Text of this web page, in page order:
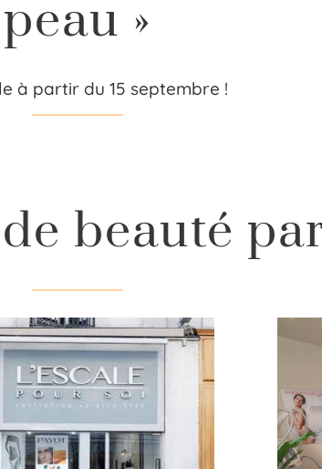
peau »
à partir du 15 septembre !
beauté